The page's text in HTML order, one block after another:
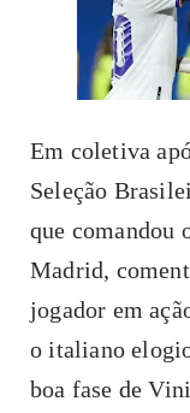
Em coletiva
Seleção
que comandou
Madrid,
jogador em
o italiano
boa fase de